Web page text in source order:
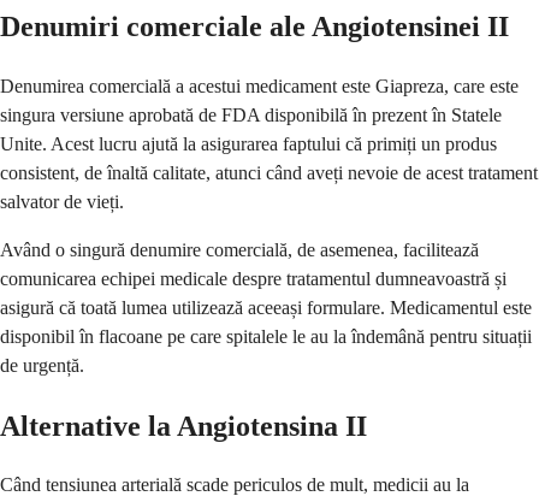
Denumiri comerciale ale Angiotensinei II
Denumirea comercială a acestui medicament este Giapreza, care este
singura versiune aprobată de FDA disponibilă în prezent în Statele
Unite. Acest lucru ajută la asigurarea faptului că primiți un produs
consistent, de înaltă calitate, atunci când aveți nevoie de acest tratament
salvator de vieți.
Având o singură denumire comercială, de asemenea, facilitează
comunicarea echipei medicale despre tratamentul dumneavoastră și
asigură că toată lumea utilizează aceeași formulare. Medicamentul este
disponibil în flacoane pe care spitalele le au la îndemână pentru situații
de urgență.
Alternative la Angiotensina II
Când tensiunea arterială scade periculos de mult, medicii au la